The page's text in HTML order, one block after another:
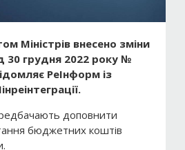
Міністрів внесено зміни
30 грудня 2022 року №
РеІнформ із
доповнити
бюджетних коштів